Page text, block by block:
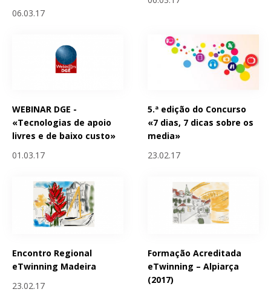
06.03.17
WEBINAR DGE -
«Tecnologias de apoio
livres e de baixo custo»
01.03.17
5.ª edição do Concurso
«7 dias, 7 dicas sobre os
media»
23.02.17
Encontro Regional
eTwinning Madeira
23.02.17
Formação Acreditada
eTwinning – Alpiarça
(2017)